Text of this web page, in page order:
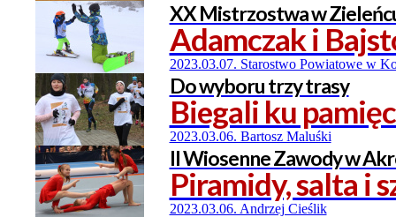
XX Mistrzostwa w
Adamczak i
2023.03.07. Starostwo Powiatowe w
Do wyboru trzy trasy
Biegali ku
2023.03.06. Bartosz Maluśki
II Wiosenne Zawody w
Piramidy, salta i
2023.03.06. Andrzej Cieślik